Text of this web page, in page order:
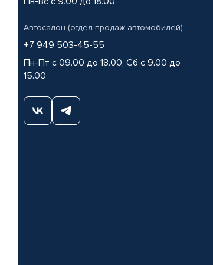
Автосалон (отдел продаж автомобилей)
+7 949 503-45-55
Пн-Пт с 09.00 до 18.00, Сб с 9.00 до
15.00